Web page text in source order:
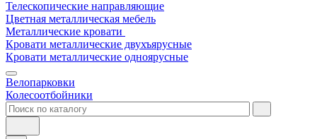
Телескопические направляющие
Цветная металлическая мебель
Металлические кровати
Кровати металлические двухъярусные
Кровати металлические одноярусные
Велопарковки
Колесоотбойники